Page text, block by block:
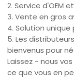
2. Service d'OEM
3. Vente en gros
4. Solution unique
5. Les
bienvenus pour
Laissez - nous
ce que vous en